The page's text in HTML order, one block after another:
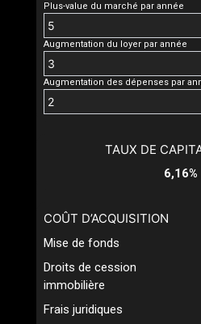
Plus-value du marché par année
Augmentation du loyer par année
Augmentation des dépenses par
TAUX DE
6,16%
COÛT D’ACQUISITION
Mise de fonds
Droits de cession
immobilière
Frais juridiques